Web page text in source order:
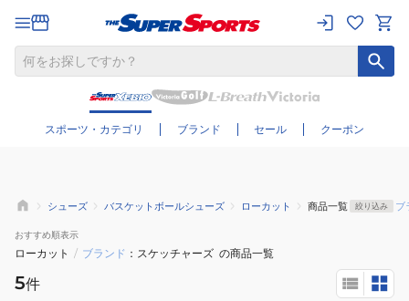
スポーツ・カテゴリ ブランド セール クーポン
さらに絞り込む
シューズ バスケットボールシューズ ローカット 商品一覧 絞り込み ブ
おすすめ順表示
ローカット / ブランド スケッチャーズ の商品一覧
5件